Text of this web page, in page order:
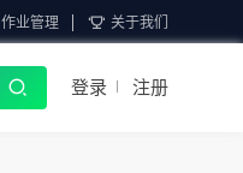
作业管理 关于我们
登录 注册